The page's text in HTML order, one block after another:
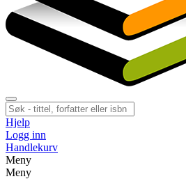
Hjelp
Logg inn
Handlekurv
Meny
Meny